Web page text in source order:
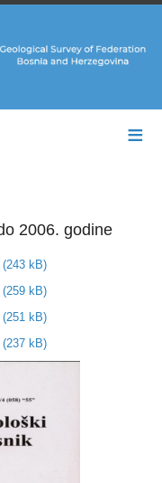
≡
2006. godine
kB)
kB)
kB)
kB)